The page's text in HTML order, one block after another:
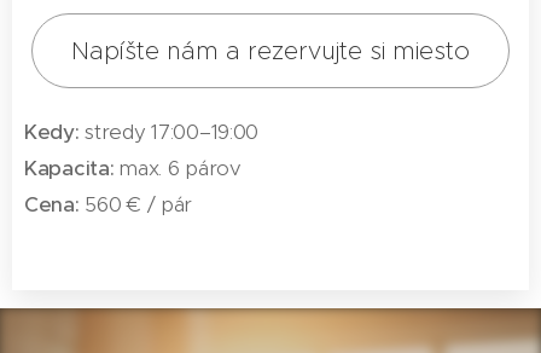
Napíšte nám a rezervujte si miesto
Kedy: stredy 17:00–19:00
Kapacita: max. 6 párov
Cena: 560 € / pár